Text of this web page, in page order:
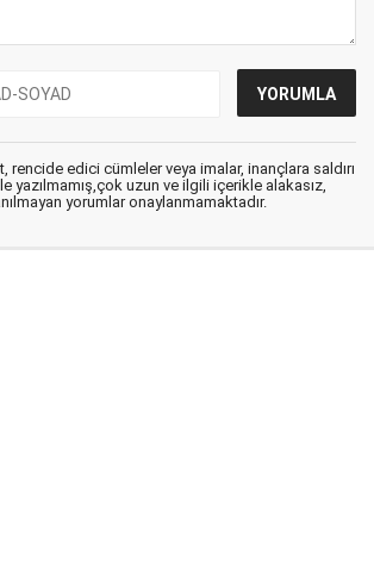
rencide edici cümleler veya imalar, inançlara saldırı
yazılmamış,çok uzun ve ilgili içerikle alakasız,
yorumlar onaylanmamaktadır.